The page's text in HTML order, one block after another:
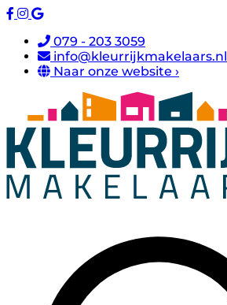
079 - 203 3059
info@kleurrijkmakelaars.nl
Naar onze website ›